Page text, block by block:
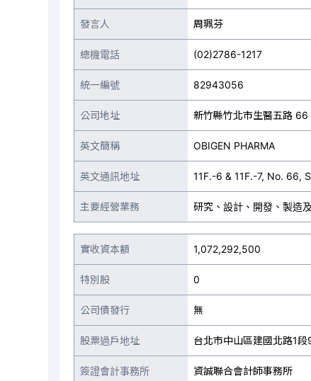
發言人 周珮芬
總機電話 (02)2786-1217
統一編號 82943056
公司地址 新竹縣竹北市生醫五路
英文簡稱 OBIGEN PHARMA
英文通訊地址 11F.-6 & 11F.-7, No. 66,
主要經營業務 研究、設計、開發、製造
實收資本額 1,072,292,500
特別股 0
公司債發行 無
股票過戶地址 台北市中山區建國北路1
簽證會計事務所 資誠聯合會計師事務所